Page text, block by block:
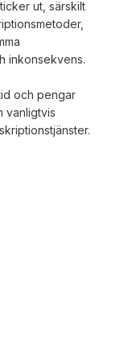
ut, särskilt
inkonsekvens.
och pengar
vanligtvis